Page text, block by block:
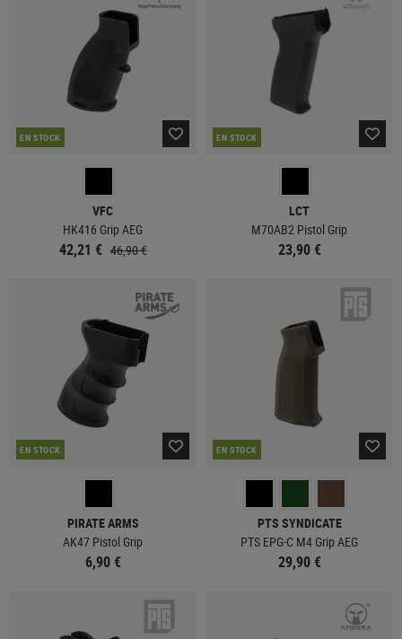
EN STOCK
VFC
HK416 Grip AEG
42,21 € 46,90 €
EN STOCK
LCT
M70AB2 Pistol Grip
23,90 €
EN STOCK
PIRATE ARMS
AK47 Pistol Grip
6,90 €
EN STOCK
PTS SYNDICATE
PTS EPG-C M4 Grip AEG
29,90 €